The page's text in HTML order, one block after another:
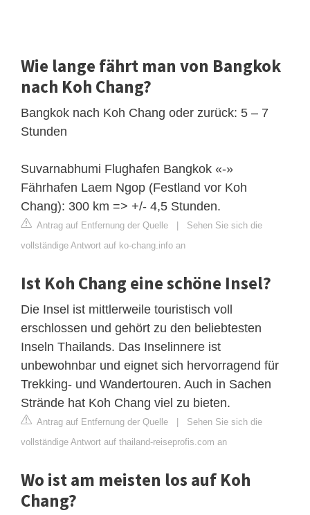
Wie lange fährt man von Bangkok
nach Koh Chang?
Bangkok nach Koh Chang oder zurück: 5 – 7
Stunden
Suvarnabhumi Flughafen Bangkok «-»
Fährhafen Laem Ngop (Festland vor Koh
Chang): 300 km => +/- 4,5 Stunden.
Antrag auf Entfernung der Quelle | Sehen Sie sich die
vollständige Antwort auf ko-chang.info an
Ist Koh Chang eine schöne Insel?
Die Insel ist mittlerweile touristisch voll
erschlossen und gehört zu den beliebtesten
Inseln Thailands. Das Inselinnere ist
unbewohnbar und eignet sich hervorragend für
Trekking- und Wandertouren. Auch in Sachen
Strände hat Koh Chang viel zu bieten.
Antrag auf Entfernung der Quelle | Sehen Sie sich die
vollständige Antwort auf thailand-reiseprofis.com an
Wo ist am meisten los auf Koh
Chang?